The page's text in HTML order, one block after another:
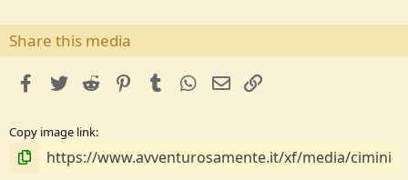
Share this media
facebookTwitterReddit PinterestTumblrWhatsApp
e-mail
Copy image link